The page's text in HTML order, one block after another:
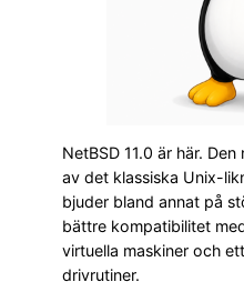
NetBSD 11.0 är här.
av det klassiska Unix-
bjuder bland annat på
bättre kompatibilitet
virtuella maskiner och
drivrutiner.